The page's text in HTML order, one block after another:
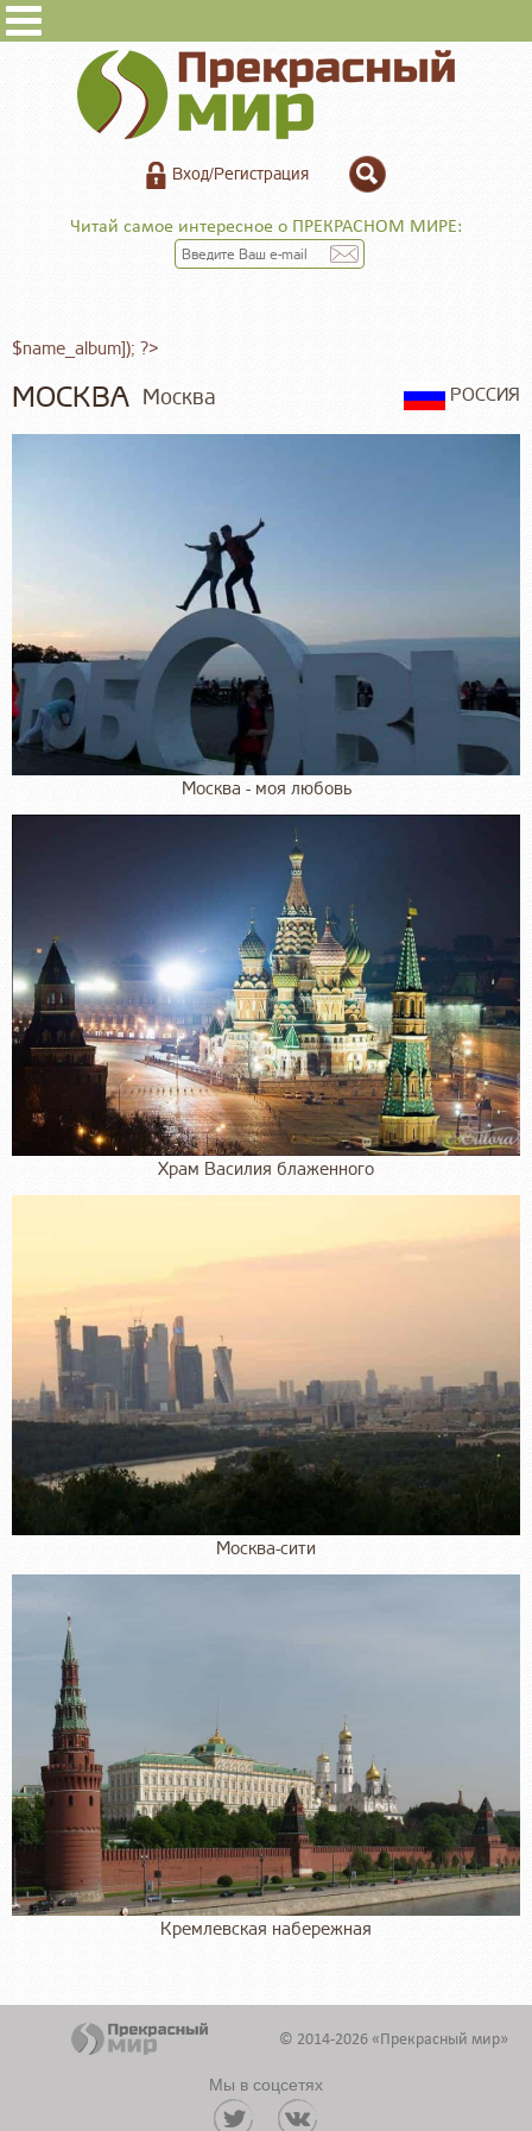
Вход/Регистрация
Читай самое интересное о ПРЕКРАСНОМ МИРЕ:
$name_album]); ?>
МОСКВА Москва РОССИЯ
Москва - моя любовь
Храм Василия блаженного
Москва-сити
Кремлевская набережная
© 2014-2026 «Прекрасный мир»
Мы в соцсетях